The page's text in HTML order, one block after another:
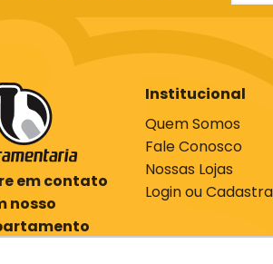
em contato
nosso
Institucional
Quem Somos
Fale Conosco
Nossas Lojas
Login ou